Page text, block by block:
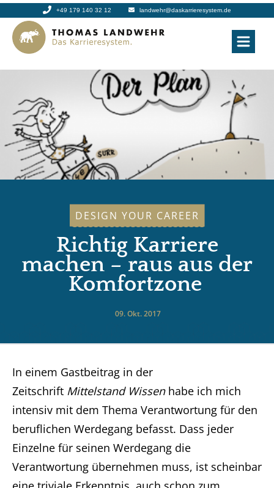
+49 179 140 32 12 landwehr@daskarrieresystem.de
DESIGN YOUR CAREER
Richtig Karriere
machen – raus aus der
Komfortzone
09. Okt. 2017
In einem Gastbeitrag in der
Zeitschrift Mittelstand Wissenhabe ich mich
intensiv mit dem Thema Verantwortung für den
beruflichen Werdegang befasst. Dass jeder
Einzelne für seinen Werdegang die
Verantwortung übernehmen muss, ist scheinbar